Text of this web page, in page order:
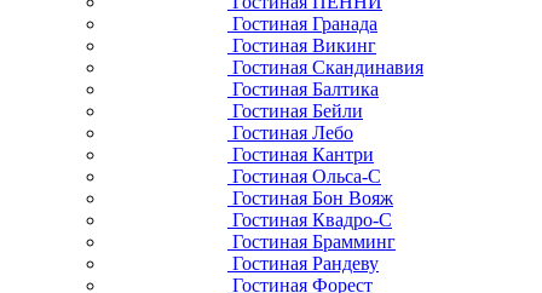
Гостиная Гранада
Гостиная Викинг
Гостиная Скандинавия
Гостиная Балтика
Гостиная Бейли
Гостиная Лебо
Гостиная Кантри
Гостиная Ольса-С
Гостиная Бон Вояж
Гостиная Квадро-С
Гостиная Брамминг
Гостиная Рандеву
Гостиная Форест